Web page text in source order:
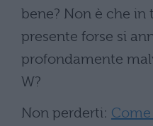
bene? Non è che
presente forse si
profondamente
W?
Non perderti: